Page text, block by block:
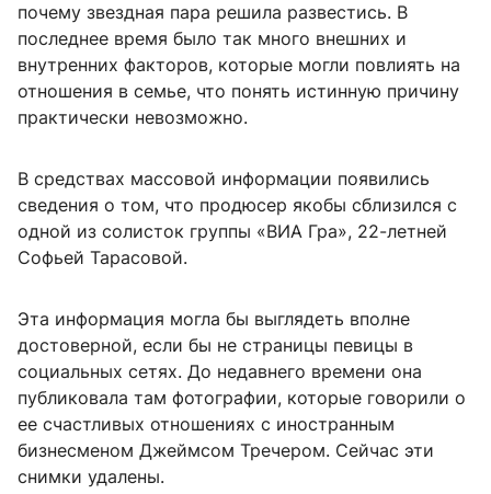
почему звездная пара решила развестись. В
последнее время было так много внешних и
внутренних факторов, которые могли повлиять на
отношения в семье, что понять истинную причину
практически невозможно.
В средствах массовой информации появились
сведения о том, что продюсер якобы сблизился с
одной из солисток группы «ВИА Гра», 22-летней
Софьей Тарасовой.
Эта информация могла бы выглядеть вполне
достоверной, если бы не страницы певицы в
социальных сетях. До недавнего времени она
публиковала там фотографии, которые говорили о
ее счастливых отношениях с иностранным
бизнесменом Джеймсом Тречером. Сейчас эти
снимки удалены.